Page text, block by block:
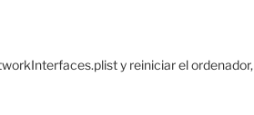
y reiniciar el ordenador,